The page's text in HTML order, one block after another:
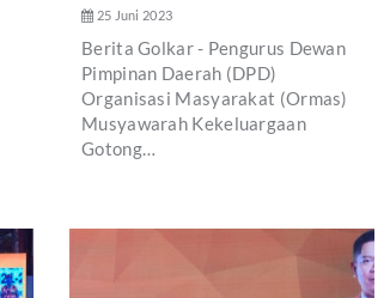
25 Juni 2023
Berita Golkar - Pengurus Dewan
Pimpinan Daerah (DPD)
Organisasi Masyarakat (Ormas)
Musyawarah Kekeluargaan
Gotong…